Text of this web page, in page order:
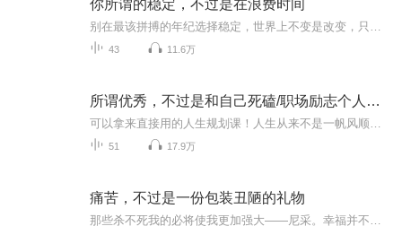
你所谓的稳定，不过是在浪费时间
43 11.6万
所谓优秀，不过是和自己死磕/职场励志个人成长
51 17.9万
痛苦，不过是一份包装丑陋的礼物